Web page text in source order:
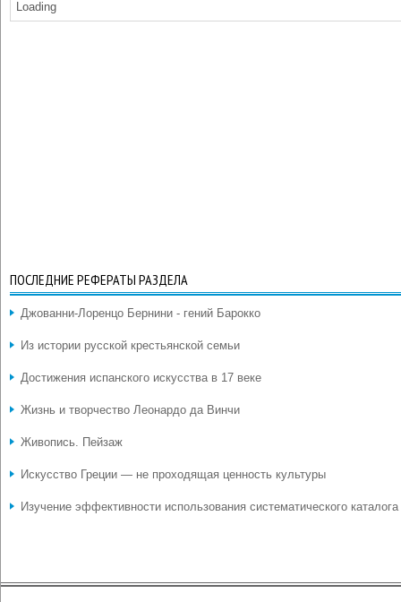
Loading
ПОСЛЕДНИЕ РЕФЕРАТЫ РАЗДЕЛА
Джованни-Лоренцо Бернини - гений Барокко
Из истории русской крестьянской семьи
Достижения испанского искусства в 17 веке
Жизнь и творчество Леонардо да Винчи
Живопись. Пейзаж
Искусство Греции — не проходящая ценность культуры
Изучение эффективности использования систематического каталога